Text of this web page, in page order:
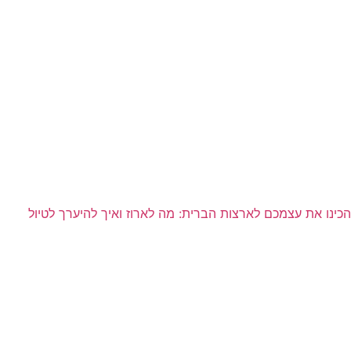
הכינו את עצמכם לארצות הברית: מה לארוז ואיך להיערך לטיול